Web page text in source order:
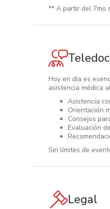
** A partir del 7mo
Hoy en día es
asistencia médica
Asistencia
Orientación
Consejos
Evaluación
Sin límites de
Legal